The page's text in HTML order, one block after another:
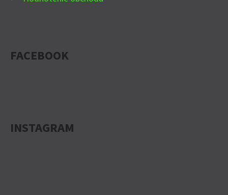
FACEBOOK
INSTAGRAM